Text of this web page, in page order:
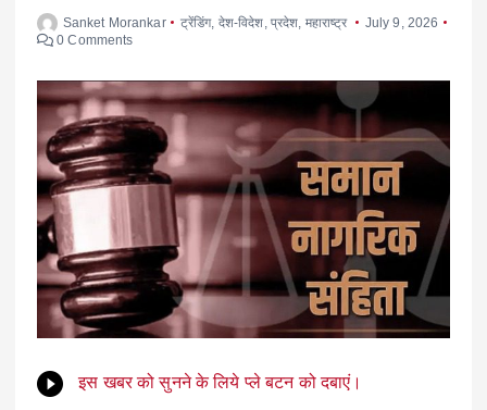
Sanket Morankar ट्रेंडिंग, देश-विदेश प्रदेश महाराष्ट्र
July 9, 2026
0 Comments
इस खबर को सुनने के लिये प्ले बटन को दबाएं।